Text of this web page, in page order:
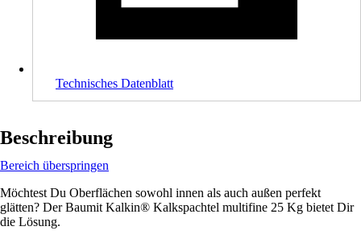
Technisches Datenblatt
Beschreibung
Bereich überspringen
Möchtest Du Oberflächen sowohl innen als auch außen perfekt
glätten? Der Baumit Kalkin® Kalkspachtel multifine 25 Kg bietet Dir
die Lösung.